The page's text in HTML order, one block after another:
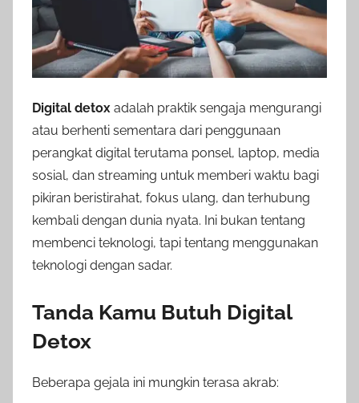
Digital detox adalah praktik sengaja mengurangi
atau berhenti sementara dari penggunaan
perangkat digital terutama ponsel, laptop, media
sosial, dan streaming untuk memberi waktu bagi
pikiran beristirahat, fokus ulang, dan terhubung
kembali dengan dunia nyata. Ini bukan tentang
membenci teknologi, tapi tentang menggunakan
teknologi dengan sadar.
Tanda Kamu Butuh Digital
Detox
Beberapa gejala ini mungkin terasa akrab: